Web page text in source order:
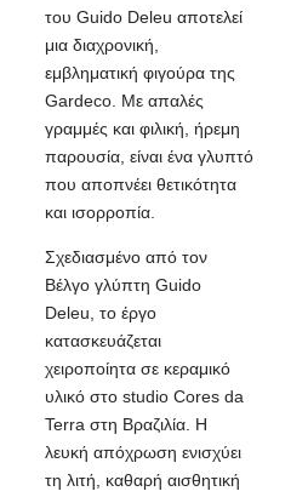
του Guido Deleu αποτελεί
μια διαχρονική,
εμβληματική φιγούρα της
Gardeco. Με απαλές
γραμμές και φιλική, ήρεμη
παρουσία, είναι ένα γλυπτό
που αποπνέει θετικότητα
και ισορροπία.
Σχεδιασμένο από τον
Βέλγο γλύπτη Guido
Deleu, το έργο
κατασκευάζεται
χειροποίητα σε κεραμικό
υλικό στο studio Cores da
Terra στη Βραζιλία. Η
λευκή απόχρωση ενισχύει
τη λιτή, καθαρή αισθητική